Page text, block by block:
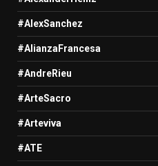
#AlexSanchez
#AlianzaFrancesa
#AndreRieu
#ArteSacro
#Arteviva
#ATE